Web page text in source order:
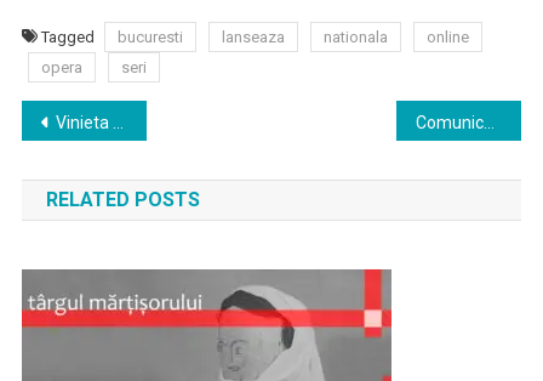
Tagged bucuresti lanseaza nationala
online
opera
seri
Navigare
în
articole
Vinieta ”Oxigen”, abrogată de Consiliul General al Capitalei
RELATED POSTS